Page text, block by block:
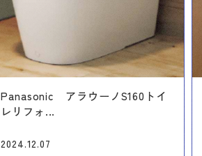
Panasonic アラウーノS160トイ
レリフォ...
2024.12.07